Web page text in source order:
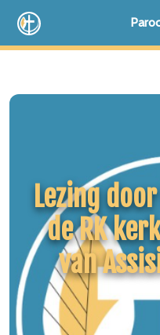
Lezing
de RK
van